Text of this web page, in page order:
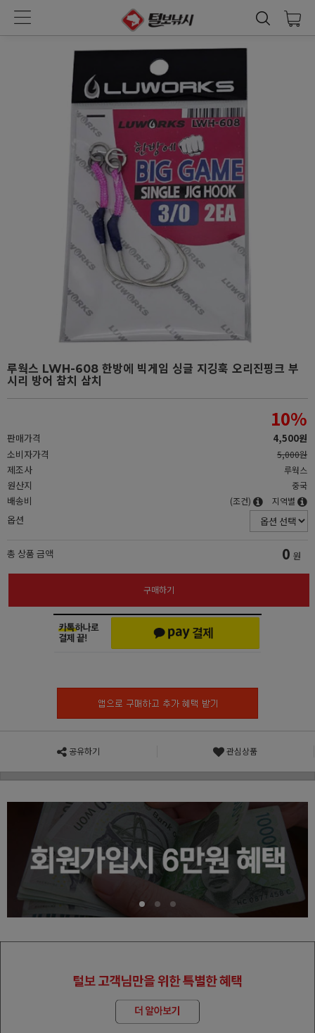
루웍스 LWH-608 한방에 빅게임 싱글 지깅훅 오리진핑크 부
시리 방어 참치 삼치
판매가격
10%
4,500원
소비자가격
5,000원
제조사 루웍스
원산지 중국
배송비 (조건) 지역별
옵션
총 상품 금액 0 원
구매하기
공유하기 관심상품